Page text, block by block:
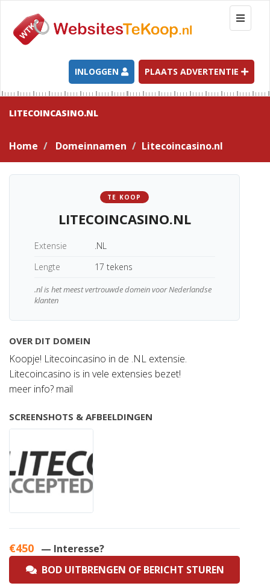
T
o
g
l
e
n
a
t
INLOGGEN PLAATS ADVERTENTIE
LITECOINCASINO.NL
Home Domeinnamen Litecoincasino.nl
TE KOOP
LITECOINCASINO.NL
Extensie
.NL
Lengte
17 tekens
.nl is het meest vertrouwde domein voor Nederlandse
klanten
OVER DIT DOMEIN
Koopje! Litecoincasino in de .NL extensie.
Litecoincasino is in vele extensies bezet!
meer info? mail
SCREENSHOTS & AFBEELDINGEN
€450 — Interesse?
BOD UITBRENGEN OF BERICHT STUREN